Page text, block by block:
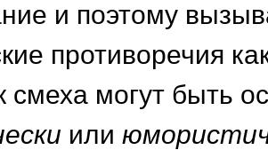
и поэтому
противоречия
смеха могут быть
или